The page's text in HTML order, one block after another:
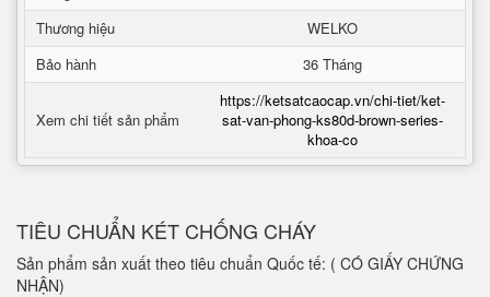
Thương hiệu
WELKO
Bảo hành
36 Tháng
Xem chi tiết sản phẩm
https://ketsatcaocap.vn/chi-tiet/ket-
sat-van-phong-ks80d-brown-series-
khoa-co
TIÊU CHUẨN KÉT CHỐNG CHÁY
Sản phẩm sản xuất theo tiêu chuẩn Quốc tế: ( CÓ GIẤY CHỨNG
NHẬN)